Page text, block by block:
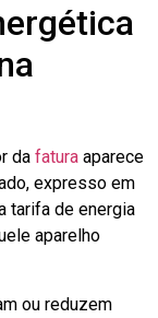
da fatura aparece
expresso em
tarifa de energia
aparelho
ou reduzem